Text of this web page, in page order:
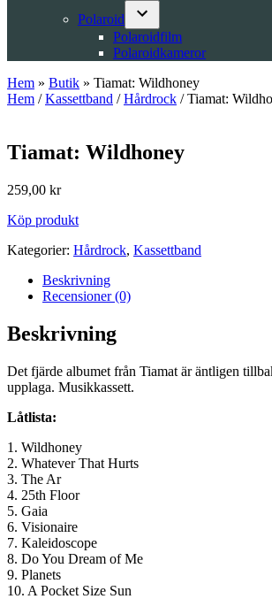
Polaroid
Open
dropdown
menu
Polaroidfilm
Polaroidkameror
Hem » Butik » Tiamat: Wildhoney
Hem /Kassettband /Hårdrock / Tiamat:
Tiamat: Wildhoney
259,00 kr
Köp produkt
Kategorier: Hårdrock, Kassettband
Beskrivning
Recensioner (0)
Beskrivning
Det fjärde albumet från Tiamat är äntligen
upplaga. Musikkassett.
Låtlista:
1. Wildhoney
2. Whatever That Hurts
3. The Ar
4. 25th Floor
5. Gaia
6. Visionaire
7. Kaleidoscope
8. Do You Dream of Me
9. Planets
10. A Pocket Size Sun